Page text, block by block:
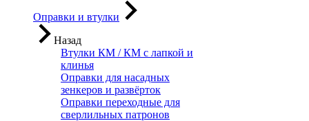
Оправки и втулки
Назад
Втулки КМ / КМ с лапкой и
клинья
Оправки для насадных
зенкеров и развёрток
Оправки переходные для
сверлильных патронов